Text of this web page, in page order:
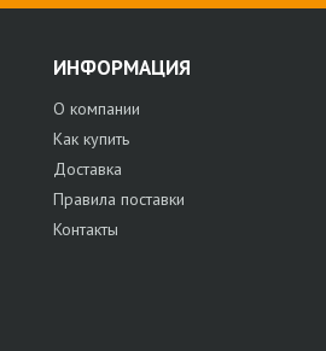
ИНФОРМАЦИЯ
О компании
Как купить
Доставка
Правила поставки
Контакты